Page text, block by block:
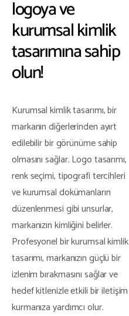
logoya ve
kurumsal kimlik
tasarımına sahip
olun!
Kurumsal kimlik tasarımı, bir
markanın diğerlerinden ayırt
edilebilir bir görünüme sahip
olmasını sağlar. Logo tasarımı,
renk seçimi, tipografi tercihleri
ve kurumsal dokümanların
düzenlenmesi gibi unsurlar,
markanızın kimliğini belirler.
Profesyonel bir kurumsal kimlik
tasarımı, markanızın güçlü bir
izlenim bırakmasını sağlar ve
hedef kitlenizle etkili bir iletişim
kurmanıza yardımcı olur.